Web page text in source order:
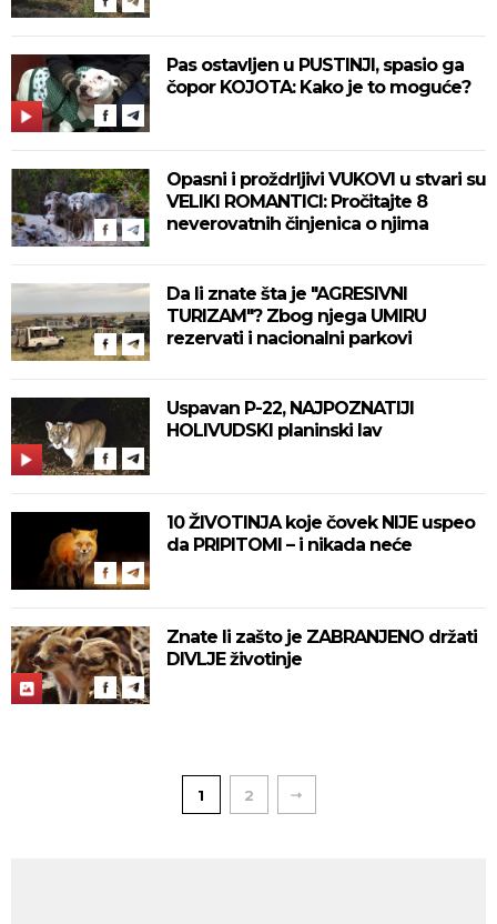
Pas ostavljen u PUSTINJI, spasio ga
čopor KOJOTA: Kako je to moguće?
Opasni i proždrljivi VUKOVI u stvari su
VELIKI ROMANTICI: Pročitajte 8
neverovatnih činjenica o njima
Da li znate šta je "AGRESIVNI
TURIZAM"? Zbog njega UMIRU
rezervati i nacionalni parkovi
Uspavan P-22, NAJPOZNATIJI
HOLIVUDSKI planinski lav
10 ŽIVOTINJA koje čovek NIJE uspeo
da PRIPITOMI – i nikada neće
Znate li zašto je ZABRANJENO držati
DIVLJE životinje
1 2